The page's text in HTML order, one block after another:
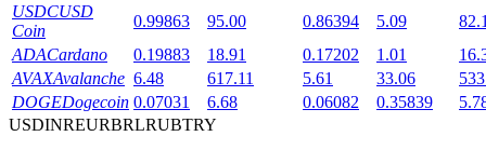
เงินกู้
บริการยืมเงินที่ได้รับการสนับสนุนจาก Crypto
USDCUSD
Coin
0.99863 95.00 0.86394 5.09
ADACardano 0.19883 18.91 0.17202 1.01
AVAXAvalanche 6.48 617.11 5.61 33.06
DOGEDogecoin 0.07031 6.68 0.06082 0.35839
USDINREURBRLRUBTRY